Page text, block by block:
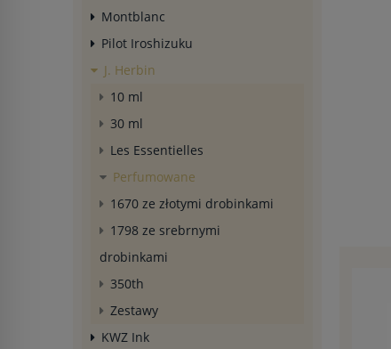
Montblanc
Pilot Iroshizuku
J. Herbin
10 ml
30 ml
Les Essentielles
Perfumowane
1670 ze złotymi drobinkami
1798 ze srebrnymi
drobinkami
350th
Zestawy
KWZ Ink